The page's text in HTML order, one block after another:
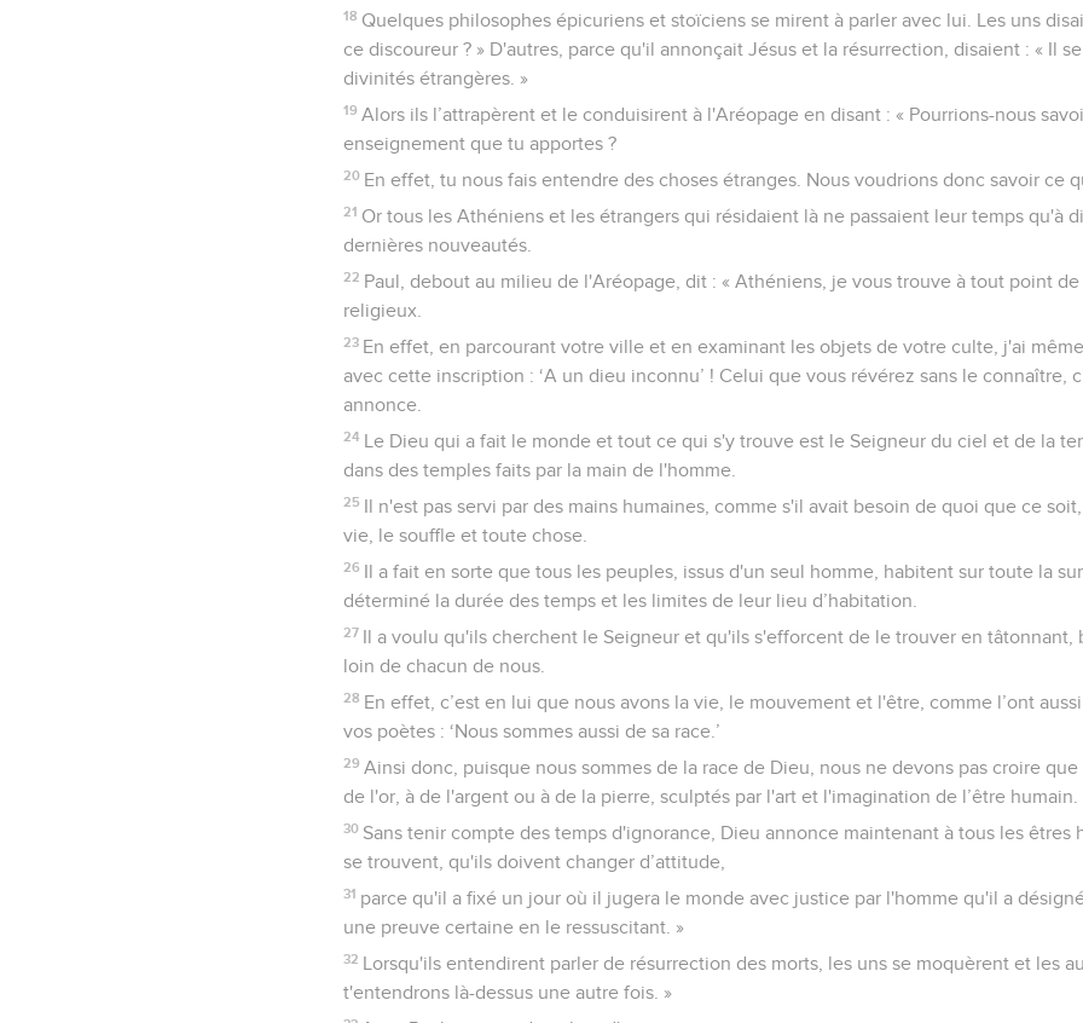
18 Quelques philosophes épicuriens et stoïciens se mirent à parler avec lui. Les uns
ce discoureur ? » D'autres, parce qu'il annonçait Jésus et la résurrection, disaient : « Il
divinités étrangères. »
19 Alors ils l’attrapèrent et le conduisirent à l'Aréopage en disant : « Pourrions-nous
enseignement que tu apportes ?
20 En effet, tu nous fais entendre des choses étranges. Nous voudrions donc savoir ce
21 Or tous les Athéniens et les étrangers qui résidaient là ne passaient leur temps qu'à
dernières nouveautés.
22 Paul, debout au milieu de l'Aréopage, dit : « Athéniens, je vous trouve à tout point
religieux.
23 En effet, en parcourant votre ville et en examinant les objets de votre culte, j'ai
avec cette inscription : ‘A un dieu inconnu’ ! Celui que vous révérez sans le connaître,
annonce.
24
Le Dieu qui a fait le monde et tout ce qui s'y trouve est le Seigneur du ciel et de la
dans des temples faits par la main de l'homme.
25
Il n'est pas servi par des mains humaines, comme s'il avait besoin de quoi que ce
vie, le souffle et toute chose.
26
Il a fait en sorte que tous les peuples, issus d'un seul homme, habitent sur toute la
déterminé la durée des temps et les limites de leur lieu d’habitation.
27
Il a voulu qu'ils cherchent le Seigneur et qu'ils s'efforcent de le trouver en tâtonnant,
loin de chacun de nous.
28 En effet, c’est en lui que nous avons la vie, le mouvement et l'être, comme l’ont
vos poètes : ‘Nous sommes aussi de sa race.’
29 Ainsi donc, puisque nous sommes de la race de Dieu, nous ne devons pas croire
de l'or, à de l'argent ou à de la pierre, sculptés par l'art et l'imagination de l’être humain.
30 Sans tenir compte des temps d'ignorance, Dieu annonce maintenant à tous les êtres
se trouvent, qu'ils doivent changer d’attitude,
31 parce qu'il a fixé un jour où il jugera le monde avec justice par l'homme qu'il a
une preuve certaine en le ressuscitant. »
32
Lorsqu'ils entendirent parler de résurrection des morts, les uns se moquèrent et les
t'entendrons là-dessus une autre fois. »